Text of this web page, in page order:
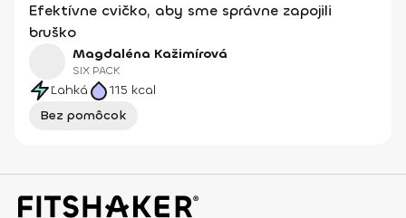
Efektívne cvičko, aby sme správne zapojili
bruško
Magdaléna Kažimírová
SIX PACK
Ľahká 115 kcal
Bez pomôcok